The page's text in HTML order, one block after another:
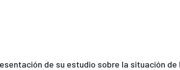
de su estudio sobre la situación